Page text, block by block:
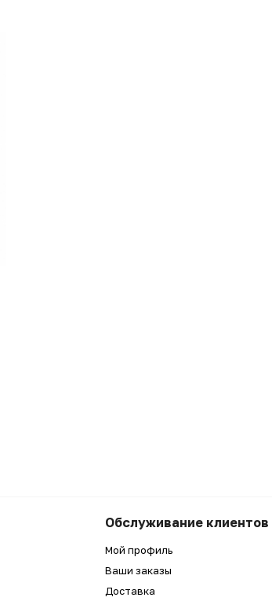
Обслуживание клиентов
Мой профиль
Ваши заказы
Доставка